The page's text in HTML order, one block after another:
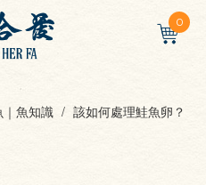
0
｜魚知識 該如何處理鮭魚卵？